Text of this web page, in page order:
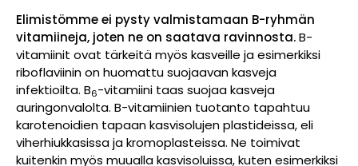
Elimistömme ei pysty valmistamaan B-ryhmän
vitamiineja, joten ne on saatava ravinnosta.B-
vitamiinit ovat tärkeitä myös kasveille ja esimerkiksi
riboflaviinin on huomattu suojaavan kasveja
infektioilta. B6-vitamiini taas suojaa kasveja
auringonvalolta. B-vitamiinien tuotanto tapahtuu
karotenoidien tapaan kasvisolujen plastideissa, eli
viherhiukkasissa ja kromoplasteissa. Ne toimivat
kuitenkin myös muualla kasvisoluissa, kuten esimerkiksi